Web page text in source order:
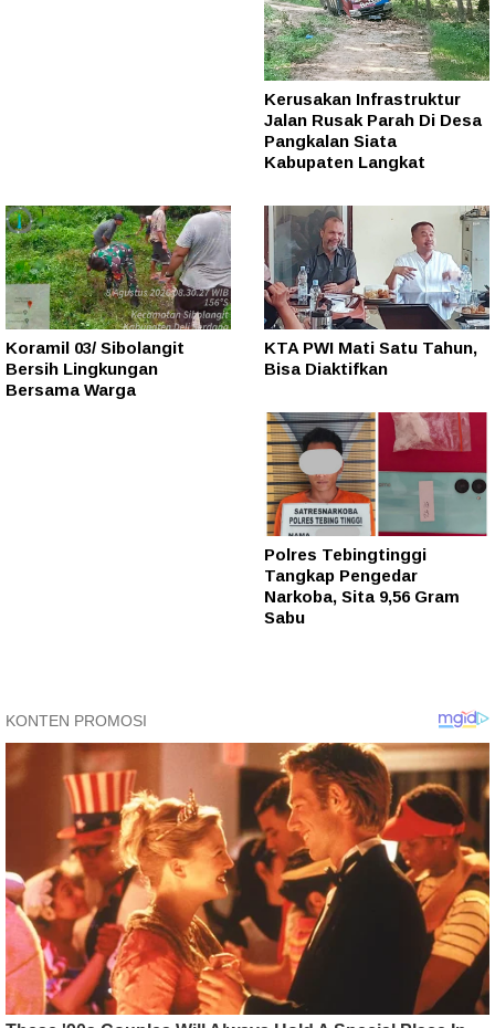
Kerusakan Infrastruktur
Jalan Rusak Parah Di Desa
Pangkalan Siata
Kabupaten Langkat
Koramil 03/ Sibolangit
Bersih Lingkungan
Bersama Warga
KTA PWI Mati Satu Tahun,
Bisa Diaktifkan
Polres Tebingtinggi
Tangkap Pengedar
Narkoba, Sita 9,56 Gram
Sabu